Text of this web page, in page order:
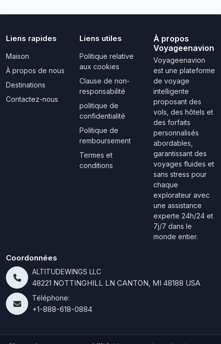
Liens rapides
Maison
À propos de nous
Destinations
Contactez-nous
Liens utiles
Politique relative
aux cookies
Clause de non-
responsabilité
politique de
confidentialité
Politique de
remboursement
Termes et
conditions
À propos
Voyageenavion
Voyageenavion
est une plateforme
de voyage
intelligente
proposant des
vols, des hôtels et
des forfaits
personnalisés
abordables,
garantissant des
voyages fluides et
sans stress pour
chaque
explorateur avec
une assistance
experte 24h/24 et
7j/7 dans le
monde entier.
Coordonnées
ALTITUDEWINGS LLC
48221 NOTTINGHILL LN CANTON, MI 48188 USA
Téléphone:
+1-888-618-0884